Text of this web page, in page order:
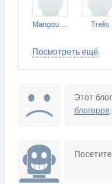
Trelis
Посмотреть ещё
Этот
блогеров.